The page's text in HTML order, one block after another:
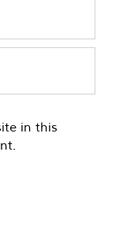
in this